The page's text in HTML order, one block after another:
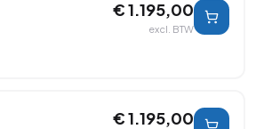
€ 1.195,00
excl. BTW
€ 1.195,00